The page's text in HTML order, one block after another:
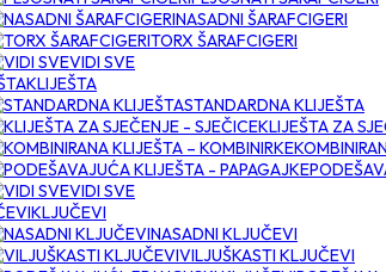
NASADNI ŠARAFCIGERI
TORX ŠARAFCIGERI
VIDI SVE
KLIJEŠTA
STANDARDNA KLIJEŠTA
KLIJEŠTA ZA
VIDI SVE
KLJUČEVI
NASADNI KLJUČEVI
VILJUŠKASTI KLJUČEVI